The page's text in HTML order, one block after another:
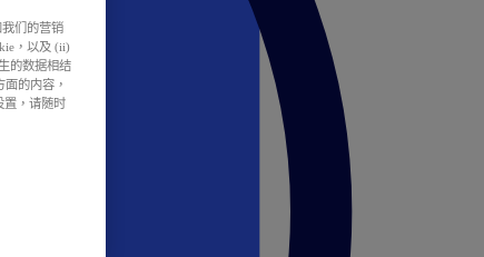
我们的营销
，以及 (ii)
的数据相结
的内容，
置，请随时